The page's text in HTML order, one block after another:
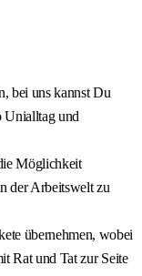
bei uns kannst Du
Unialltag und
Möglichkeit
der Arbeitswelt zu
übernehmen, wobei
Rat und Tat zur Seite